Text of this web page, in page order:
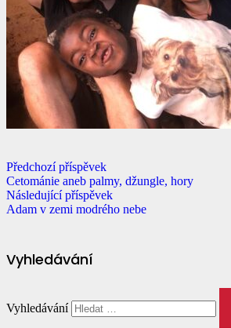
Předchozí příspěvek
Cetománie aneb palmy, džungle, hory
Následující příspěvek
Adam v zemi modrého nebe
Vyhledávání
Vyhledávání